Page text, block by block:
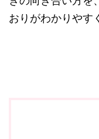
おりがわかりやす